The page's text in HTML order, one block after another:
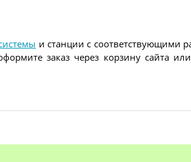
и станции с соответствующими
заказ через корзину сайта